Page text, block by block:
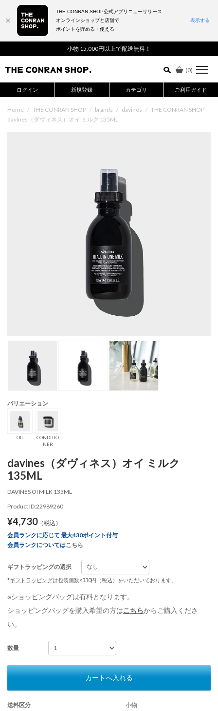
小物 15,000円以上で配送無料！
(0)
ログイン 新規登録 カテゴリ ご利用ガイド
詳細検索はこちら
Home / THE CONRAN SHOP / brands / davines / THE CONRAN SHOP
davines（ダヴィネス）オイ ミルク 135ML
バリエーション
OIL
CONDITIO
NER
davines（ダヴィネス）オイ ミルク
135ML
DAVINES OI MILK 135ML
Product ID:22989260
¥4,730 （税込）
会員ランクに応じて 最大430ポイント付与
会員ランクについてはこちら
ギフトラッピングの選択
*ギフトラッピングは包装個数×330円（税込）をいただいております。
※ショッピングバッグは有料となります。
ショッピングバッグを購入希望の方はこちらからご購入くださ
い。
数量
カートへ入れる
送料区分
小物
THE CONRAN SHOP公式アプリニューリリース
オンラインショップと店舗で
ポイントを貯める・使える
表示する